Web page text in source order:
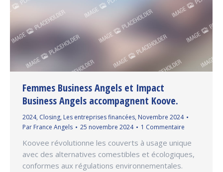
Femmes Business Angels et Impact
Business Angels accompagnent Koove.
2024, Closing, Les entreprises financées, Novembre 2024
Par France Angels 25 novembre 2024 1 Commentaire
Koovee révolutionne les couverts à usage unique
avec des alternatives comestibles et écologiques,
conformes aux régulations environnementales.